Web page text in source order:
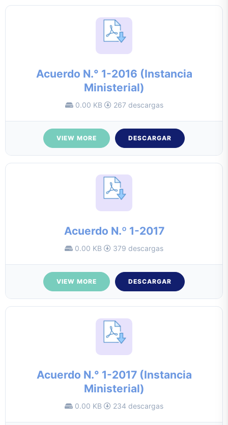
Acuerdo N.° 1-2016 (Instancia
Ministerial)
0.00 KB 267 descargas
VIEW MORE DESCARGAR
Acuerdo N.º 1-2017
0.00 KB 379 descargas
VIEW MORE DESCARGAR
Acuerdo N.° 1-2017 (Instancia
Ministerial)
0.00 KB 234 descargas